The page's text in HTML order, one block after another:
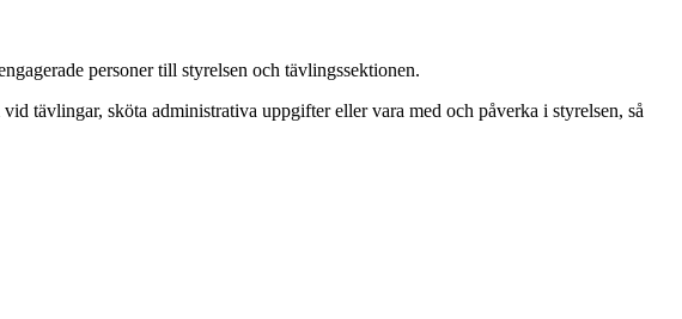
personer till styrelsen och tävlingssektionen.
tävlingar, sköta administrativa uppgifter eller vara med och påverka i styrelsen, så